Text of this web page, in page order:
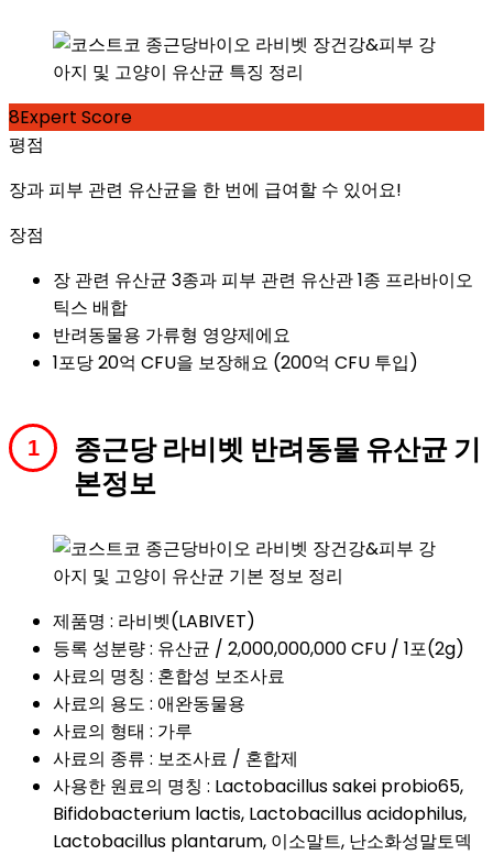
8Expert Score
평점
장과 피부 관련 유산균을 한 번에 급여할 수 있어요!
장점
장 관련 유산균 3종과 피부 관련 유산관 1종 프라바이오
틱스 배합
반려동물용 가류형 영양제에요
1포당 20억 CFU을 보장해요 (200억 CFU 투입)
종근당 라비벳 반려동물 유산균 기
본정보
제품명 : 라비벳(LABIVET)
등록 성분량 : 유산균 / 2,000,000,000 CFU / 1포(2g)
사료의 명칭 : 혼합성 보조사료
사료의 용도 : 애완동물용
사료의 형태 : 가루
사료의 종류 : 보조사료 / 혼합제
사용한 원료의 명칭 : Lactobacillus sakei probio65,
Bifidobacterium lactis, Lactobacillus acidophilus,
Lactobacillus plantarum, 이소말트, 난소화성말토덱